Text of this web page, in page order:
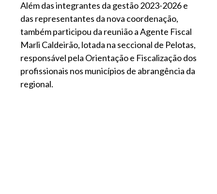
Além das integrantes da gestão 2023-2026 e
das representantes da nova coordenação,
também participou da reunião a Agente Fiscal
Marli Caldeirão, lotada na seccional de Pelotas,
responsável pela Orientação e Fiscalização dos
profissionais nos municípios de abrangência da
regional.